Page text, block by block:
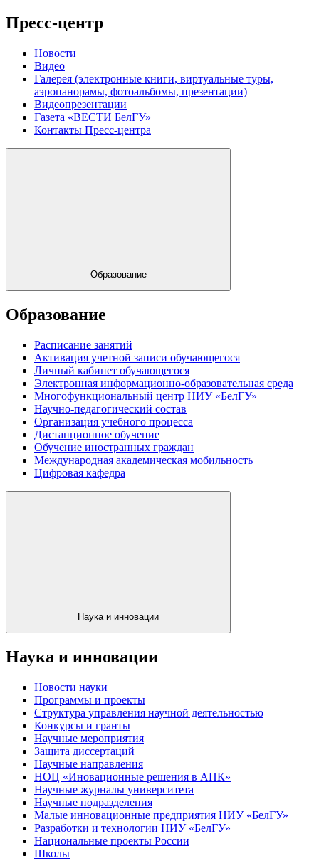
Пресс-центр
Новости
Видео
Галерея (электронные книги, виртуальные туры,
аэропанорамы, фотоальбомы, презентации)
Видеопрезентации
Газета «ВЕСТИ БелГУ»
Контакты Пресс-центра
Образование
Образование
Расписание занятий
Активация учетной записи обучающегося
Личный кабинет обучающегося
Электронная информационно-образовательная среда
Многофункциональный центр НИУ «БелГУ»
Научно-педагогический состав
Организация учебного процесса
Дистанционное обучение
Обучение иностранных граждан
Международная академическая мобильность
Цифровая кафедра
Наука и инновации
Наука и инновации
Новости науки
Программы и проекты
Структура управления научной деятельностью
Конкурсы и гранты
Научные мероприятия
Защита диссертаций
Научные направления
НОЦ «Иновационные решения в АПК»
Научные журналы университета
Научные подразделения
Малые инновационные предприятия НИУ «БелГУ»
Разработки и технологии НИУ «БелГУ»
Национальные проекты России
Школы